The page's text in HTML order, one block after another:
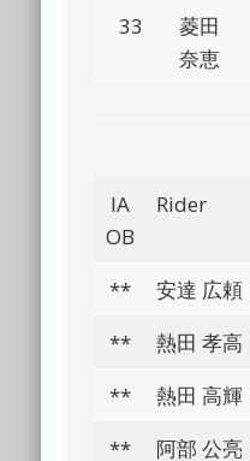
33
菱田
奈恵
IA
OB
Rider
** 安達 広頼
**
熱田 孝高
**
熱田 高輝
**
阿部 公亮